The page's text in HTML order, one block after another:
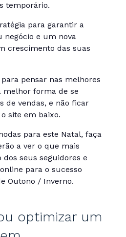
temporário.
para garantir a
negócio e um nova
crescimento das suas
pensar nas melhores
melhor forma de se
de vendas, e não ficar
site em baixo.
para este Natal, faça
a ver o que mais
seus seguidores e
para o sucesso
Outono / Inverno.
optimizar um